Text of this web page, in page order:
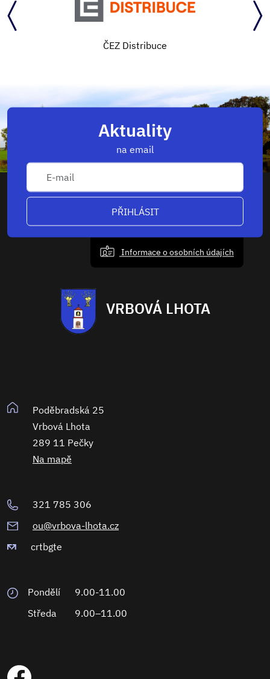
ČEZ Distribuce
Aktuality
na email
PŘIHLÁSIT
Informace o osobních údajích
VRBOVÁ LHOTA
Poděbradská 25
Vrbová Lhota
289 11 Pečky
Na mapě
321 785 306
ou@vrbova-lhota.cz
crtbgte
Pondělí
9.00-11.00
Středa
9.00–11.00